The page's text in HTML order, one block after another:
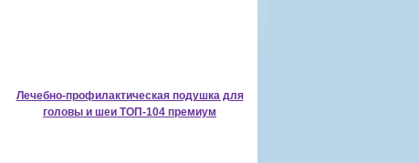
Лечебно-профилактическая подушка для
головы и шеи ТОП-104 премиум